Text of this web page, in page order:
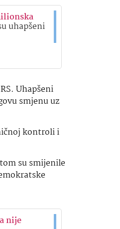
uhapšeni
Uhapšeni
smjenu uz
kontroli i
su smijenile
nije